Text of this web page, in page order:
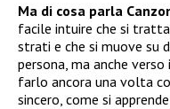
Ma di cosa parla
facile intuire che si tratta
strati e che si muove su
persona, ma anche verso
farlo ancora una volta
sincero, come si